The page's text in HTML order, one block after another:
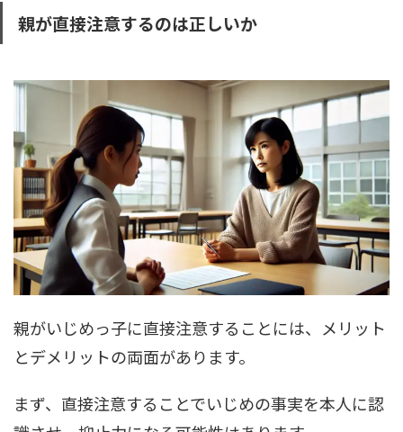
親が直接注意するのは正しいか
親がいじめっ子に直接注意することには、メリット
とデメリットの両面があります。
まず、直接注意することでいじめの事実を本人に認